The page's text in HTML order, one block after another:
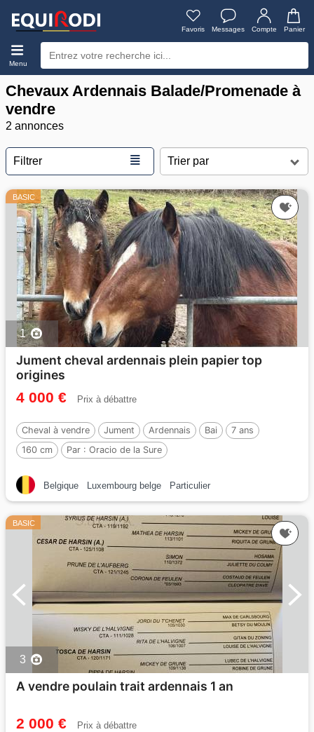
Favoris Messages Compte Panier
Menu
Chevaux Ardennais Balade/Promenade à
vendre
2 annonces
Filtrer ≣
BASIC
1
Jument cheval ardennais plein papier top
origines
4 000 € Prix à débattre
Cheval à vendre Jument Ardennais Bai
7 ans
160 cm
Par : Oracio de la Sure
Belgique Luxembourg belge Particulier
BASIC
3
A vendre poulain trait ardennais 1 an
2 000 € Prix à débattre